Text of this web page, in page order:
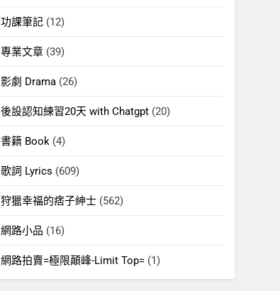
功課筆記 (12)
專業文章 (39)
影劇 Drama (26)
後設認知練習20天 with Chatgpt (20)
書籍 Book (4)
歌詞 Lyrics (609)
狩獵幸福的痞子紳士 (562)
網路小品 (16)
網路拍賣=極限顛峰-Limit Top= (1)